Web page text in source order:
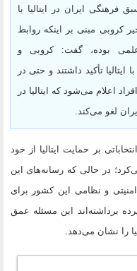
فرهنگی ایران در ایتالیا با
کروبی مبنی بر اینکه روابط
علمی بوده، گفت: کروبی و
تأکید داشتند و حتی در
اعلام می‌شود که ایتالیا در
لغو می‌کند.
بر حمایت ایتالیا از خود
در حالی که رسانه‌‌های این
و نظامی این کشور برای
برداشته‌اند این مسئله عمق
را نشان می‌دهد.